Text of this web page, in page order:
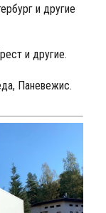
и другие
и другие.
Паневежис.